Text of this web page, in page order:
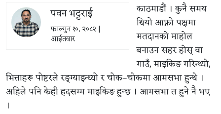
पवन भट्टराई
फाल्गुन १०, २०८२ |
आईतवार
काठमाडौं । कुनै समय
थियो आफ्नो पक्षमा
मतदानको माहोल
बनाउन सहर होस् वा
गाउँ, माइकिङ गरिन्थ्यो,
भित्ताहरू पोष्टरले रङ्ग्याइन्थ्यो र चोक–चोकमा आमसभा हुन्थे ।
अहिले पनि केही हदसम्म माइकिङ हुन्छ । आमसभा त हुने नै भए
।